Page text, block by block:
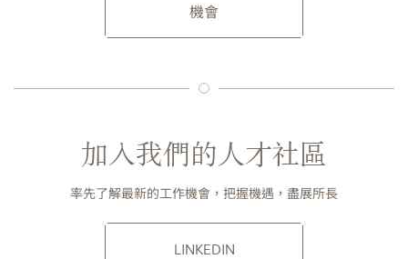
機會
加入我們的人才社區
率先了解最新的工作機會，把握機遇，盡展所長
LINKEDIN